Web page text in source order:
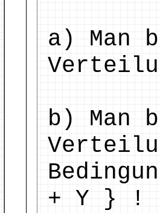
a) Man
b) Man
+ Y } !